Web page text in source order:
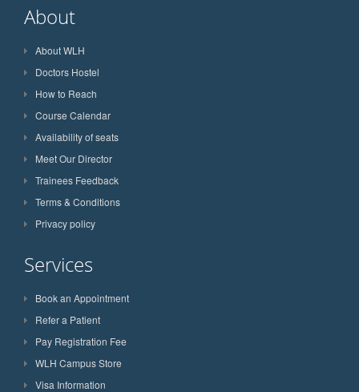
About
About WLH
Doctors Hostel
How to Reach
Course Calendar
Availability of seats
Meet Our Director
Trainees Feedback
Terms & Conditions
Privacy policy
Services
Book an Appointment
Refer a Patient
Pay Registration Fee
WLH Campus Store
Visa Information